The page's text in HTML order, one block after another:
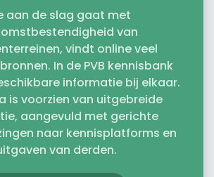
aan de slag gaat met
van
vindt online veel
In de PVB kennisbank
informatie bij elkaar.
is voorzien van uitgebreide
aangevuld met gerichte
naar kennisplatforms en
van derden.